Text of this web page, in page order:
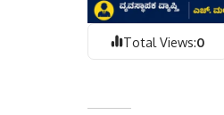
Total Views:0